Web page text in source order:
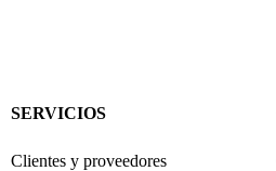
SERVICIOS
Clientes y proveedores